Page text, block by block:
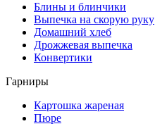
Блины и блинчики
Выпечка на скорую руку
Домашний хлеб
Дрожжевая выпечка
Конвертики
Гарниры
Картошка жареная
Пюре